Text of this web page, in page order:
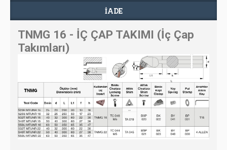
İADE
TNMG 16 - İÇ ÇAP TAKIMI (İç Çap
Takımları)